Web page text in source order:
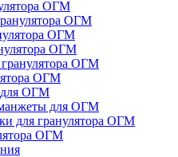
ОГМ
ОГМ
ОГМ
ОГМ
ОГМ
ОГМ
ОГМ
для ОГМ
для гранулятора ОГМ
ОГМ